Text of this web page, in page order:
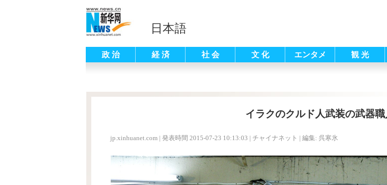
日本語
政 治 経 済 社 会 文 化 エンタメ 観 光
イラクのクルド人武装の武器
jp.xinhuanet.com | 発表時間 2015-07-23 10:13:03 | チャイナネット | 編集: 呉寒氷